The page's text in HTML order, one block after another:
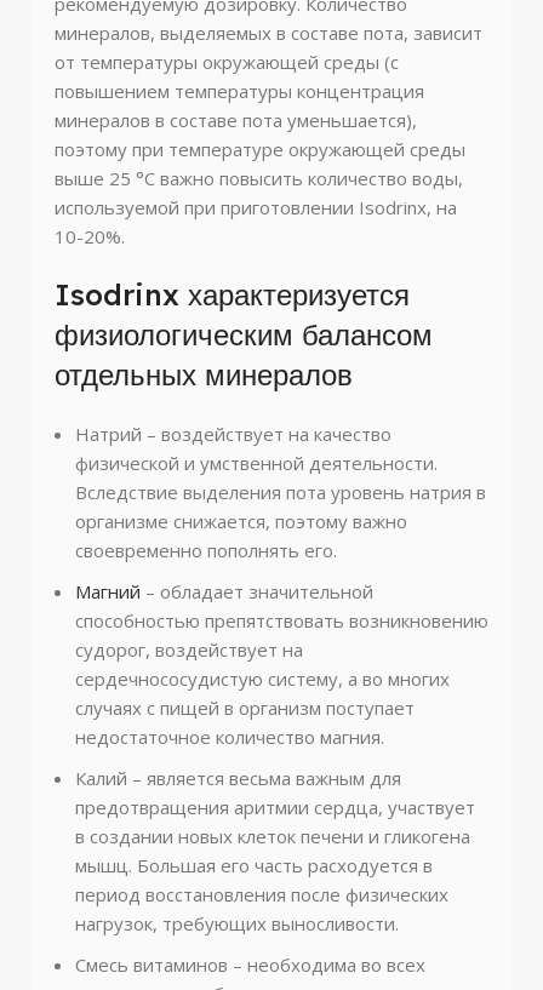
минералов, выделяемых в составе пота, зависит
от температуры окружающей среды (с
повышением температуры концентрация
минералов в составе пота уменьшается),
поэтому при температуре окружающей среды
выше 25 °C важно повысить количество воды,
используемой при приготовлении Isodrinx, на
10-20%.
Isodrinx характеризуется
физиологическим балансом
отдельных минералов
Натрий – воздействует на качество
физической и умственной деятельности.
Вследствие выделения пота уровень натрия в
организме снижается, поэтому важно
своевременно пополнять его.
Магний – обладает значительной
способностью препятствовать возникновению
судорог, воздействует на
сердечнососудистую систему, а во многих
случаях с пищей в организм поступает
недостаточное количество магния.
Калий – является весьма важным для
предотвращения аритмии сердца, участвует
в создании новых клеток печени и гликогена
мышц. Большая его часть расходуется в
период восстановления после физических
нагрузок, требующих выносливости.
Смесь витаминов – необходима во всех